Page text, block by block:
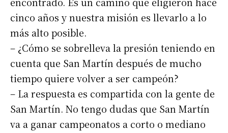
Suscribirme gratis
cinco años y nuestra misión es llevarlo a lo
más alto posible.
– ¿Cómo se sobrelleva la presión teniendo en
cuenta que San Martín después de mucho
tiempo quiere volver a ser campeón?
– La respuesta es compartida con la gente de
San Martín. No tengo dudas que San Martín
va a ganar campeonatos a corto o mediano